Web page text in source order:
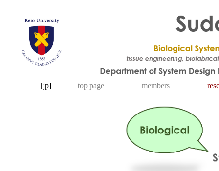
[jp] top page members